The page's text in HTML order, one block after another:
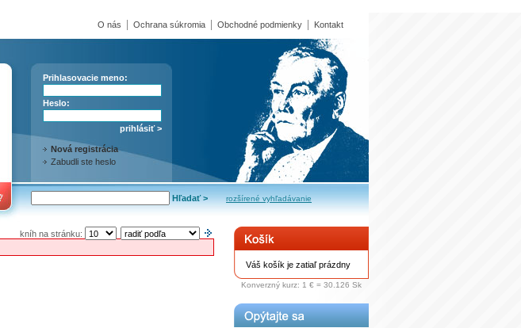
Prihlasovacie meno:
Heslo:
Nová registrácia
Zabudli ste heslo
rozšírené vyhľadávanie
O nás Ochrana súkromia Obchodné podmienky Kontakt
kníh na stránku:
Váš košík je zatiaľ prázdny
Konverzný kurz: 1 € = 30.126 Sk